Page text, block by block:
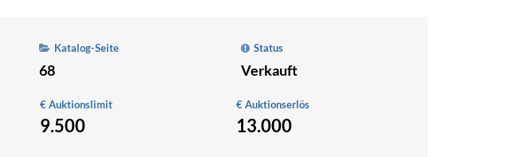
Katalog-Seite
68
Status
Verkauft
€ Auktionslimit
9.500
€ Auktionserlös
13.000